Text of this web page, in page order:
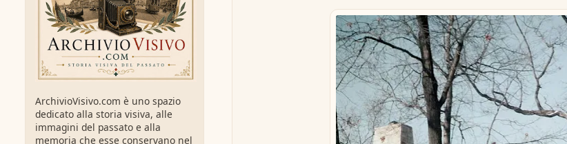
ArchivioVisivo.com è uno spazio
dedicato alla storia visiva, alle
immagini del passato e alla
memoria che esse conservano nel